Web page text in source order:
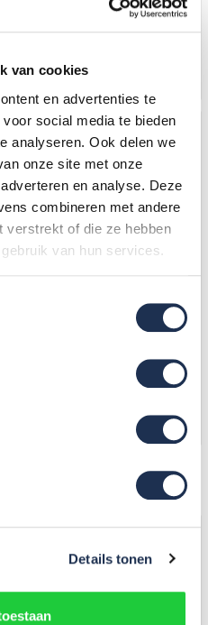
van cookies
en advertenties te
social media te bieden
analyseren. Ook delen we
onze site met onze
en analyse. Deze
combineren met andere
verstrekt of die ze hebben
van hun services.
Details tonen
(ex. btw)
Op voorraad
In mijn winkelwagen
Steigeraanhanger + Basis
Rolsteiger 90 x 190 x 10,2
In mijn winkelwagen